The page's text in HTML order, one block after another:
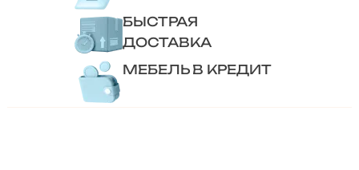
БЫСТРАЯ
ДОСТАВКА
МЕБЕЛЬ В КРЕДИТ